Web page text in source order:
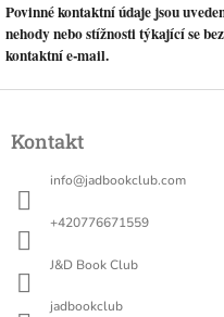
Povinné kontaktní údaje jsou
nehody nebo stížnosti týkající se
kontaktní e-mail.
pKontakt
info@jadbookclub.com
+420776671559
J&D Book Club
jadbookclub